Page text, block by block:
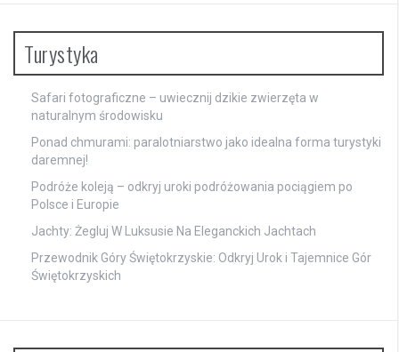
Turystyka
Safari fotograficzne – uwiecznij dzikie zwierzęta w
naturalnym środowisku
Ponad chmurami: paralotniarstwo jako idealna forma turystyki
daremnej!
Podróże koleją – odkryj uroki podróżowania pociągiem po
Polsce i Europie
Jachty: Żegluj W Luksusie Na Eleganckich Jachtach
Przewodnik Góry Świętokrzyskie: Odkryj Urok i Tajemnice Gór
Świętokrzyskich